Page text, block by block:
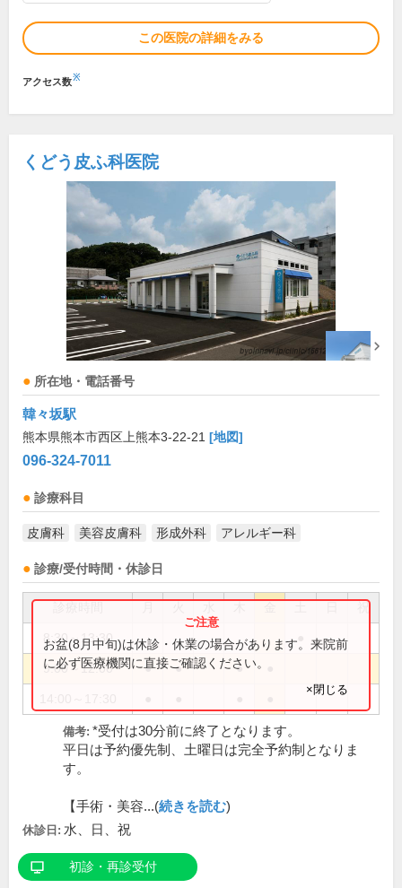
この医院の詳細をみる
アクセス数※
くどう皮ふ科医院
所在地・電話番号
韓々坂駅
熊本県熊本市西区上熊本3-22-21 [地図]
096-324-7011
診療科目
皮膚科 美容皮膚科 形成外科 アレルギー科
診療/受付時間・休診日
祝
8:30～13:30
9:00～12:00 ● ● ●
お盆(8月中旬)は休診・休業の場合があります。来院前
に必ず医療機関に直接ご確認ください。
×閉じる
備考: *受付は30分前に終了となります。
平日は予約優先制、土曜日は完全予約制となりま
す。
【手術・美容...(続きを読む)
休診日: 水、日、祝
初診・再診受付